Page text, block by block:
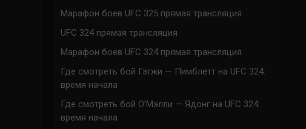
Марафон боев UFC 325 прямая трансляция
UFC 324 прямая трансляция
Марафон боев UFC 324 прямая трансляция
Где смотреть бой Гэтжи — Пимблетт на UFC 324:
время начала
Где смотреть бой О’Мэлли — Ядонг на UFC 324:
время начала